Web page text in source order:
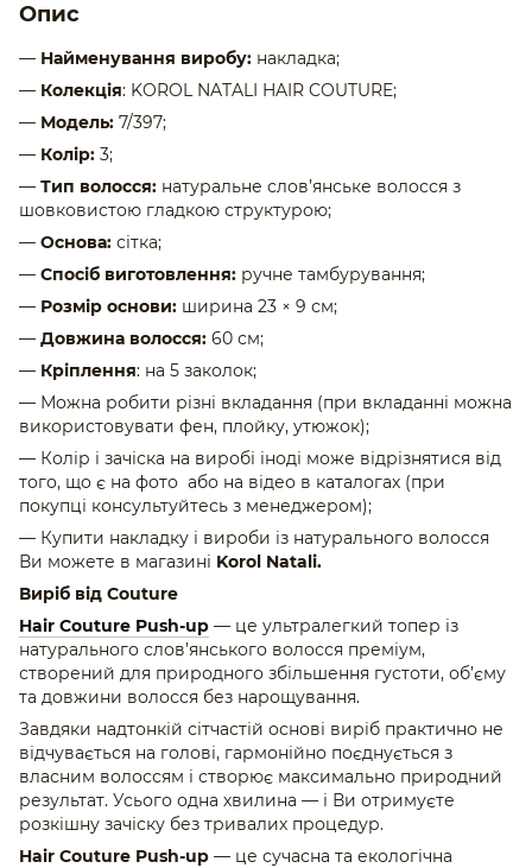
Опис
— Найменування виробу: накладка;
— Колекція: KOROL NATALI HAIR COUTURE;
— Модель: 7/397;
— Колір: 3;
— Тип волосся: натуральне слов’янське волосся з
шовковистою гладкою структурою;
— Основа: сітка;
— Спосіб виготовлення: ручне тамбурування;
— Розмір основи: ширина 23 × 9 см;
— Довжина волосся: 60 см;
— Кріплення: на 5 заколок;
— Можна робити різні вкладання (при вкладанні можна
використовувати фен, плойку, утюжок);
— Колір і зачіска на виробі іноді може відрізнятися від
того, що є на фото або на відео в каталогах (при
покупці консультуйтесь з менеджером);
— Купити накладку і вироби із натурального волосся
Ви можете в магазині Korol Natali.
Виріб від Couture
Hair Couture Push-up — це ультралегкий топер із
натурального слов’янського волосся преміум,
створений для природного збільшення густоти, об’єму
та довжини волосся без нарощування.
Завдяки надтонкій сітчастій основі виріб практично не
відчувається на голові, гармонійно поєднується з
власним волоссям і створює максимально природний
результат. Усього одна хвилина — і Ви отримуєте
розкішну зачіску без тривалих процедур.
Hair Couture Push-up — це сучасна та екологічна